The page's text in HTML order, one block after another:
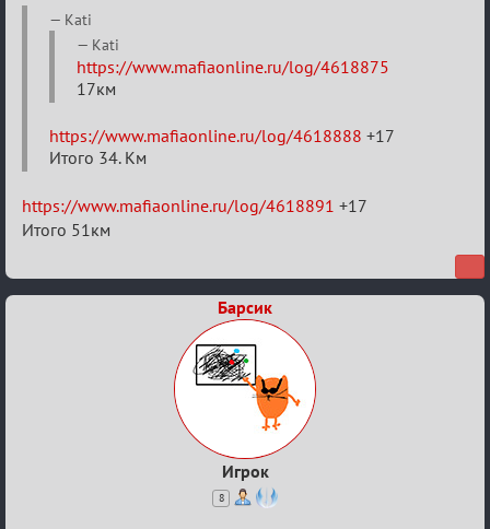
Re:
тысяч
градусов
Бертозиму
Kati
Kati
https://www.mafiaonline.ru/log/4618875
17км
https://www.mafiaonline.ru/log/4618888 +17
Итого 34. Км
https://www.mafiaonline.ru/log/4618891 +17
Итого 51км
Барсик
Игрок
8